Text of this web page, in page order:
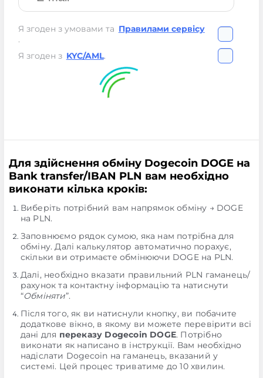
Я згоден з умовами та Правилами сервісу
.
Я згоден з KYC/AML.
Для здійснення обміну Dogecoin DOGE на
Bank transfer/IBAN PLN вам необхідно
виконати кілька кроків:
Виберіть потрібний вам напрямок обміну → DOGE
на PLN.
Заповнюємо рядок сумою, яка нам потрібна для
обміну. Далі калькулятор автоматично порахує,
скільки ви отримаєте обмінюючи DOGE на PLN.
Далі, необхідно вказати правильний PLN гаманець/
рахунок та контактну інформацію та натиснути
“Обміняти”.
Після того, як ви натиснули кнопку, ви побачите
додаткове вікно, в якому ви можете перевірити всі
дані для переказу Dogecoin DOGE. Потрібно
виконати як написано в інструкції. Вам необхідно
надіслати Dogecoin на гаманець, вказаний у
системі. Цей процес триватиме до 10 хвилин.